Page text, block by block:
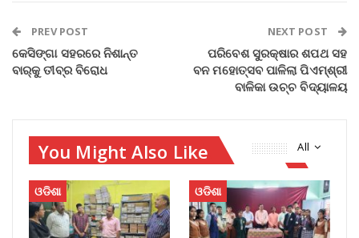
PREV POST
କେସିଙ୍ଗା ସହରରେ ନିଶାନ୍ତ
ବାର୍‌କୁ ତୀବ୍ର ବିରୋଧ
NEXT POST
ପରିବେଶ ସୁରକ୍ଷାର ଶପଥ ସହ
ବନ ମହୋତ୍ସବ ପାଳିଲା ପିଏମ୍‌ଶ୍ରୀ
ବାଳିକା ଉଚ୍ଚ ବିଦ୍ୟାଳୟ
All
You Might Also Like
ଓଡିଶା ଓଡିଶା